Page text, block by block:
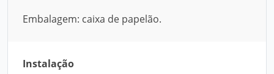
Embalagem: caixa de papelão.
Instalação